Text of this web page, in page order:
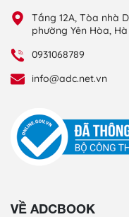
Tầng 12A, Tòa nhà
phường Yên Hòa, Hà
0931068789
info@adc.net.vn
VỀ ADCBOOK